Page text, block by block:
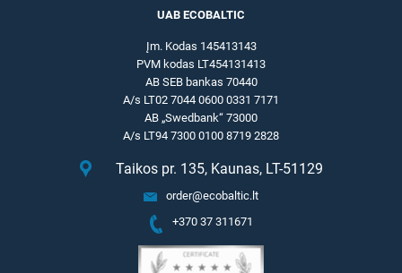
UAB ECOBALTIC
Įm. Kodas 145413143
PVM kodas LT454131413
AB SEB bankas 70440
A/s LT02 7044 0600 0331 7171
AB „Swedbank“ 73000
A/s LT94 7300 0100 8719 2828
Taikos pr. 135, Kaunas, LT-51129
order@ecobaltic.lt
+370 37 311671